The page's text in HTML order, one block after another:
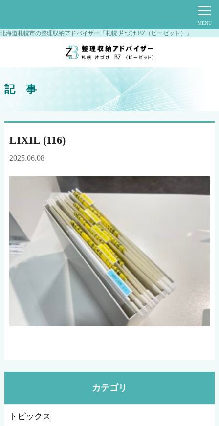
北海道札幌市の整理収納アドバイザー「札幌 片づけ BZ（ビーゼット）」
記 事
LIXIL (116)
2025.06.08
カテゴリ
トピックス